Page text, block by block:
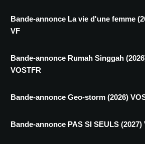
Bande-annonce La vie d'une femme
VF
Bande-annonce Rumah Singgah
VOSTFR
Bande-annonce Geo-storm (2026)
Bande-annonce PAS SI SEULS (2027)